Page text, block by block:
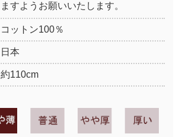
ますようお願いいたします。
コットン100％
日本
約110cm